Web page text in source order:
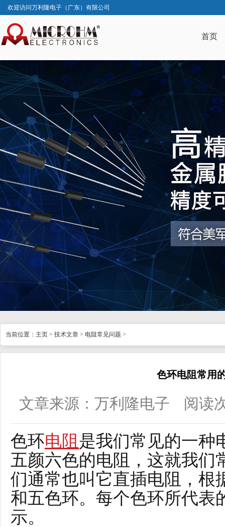
欢迎访问万利隆电子（广东）有限公司
首页
当前位置： 主页 > 技术文章 > 电阻常见问题 >
色环电阻常用
文章来源：万利隆电子 阅读
色环电阻 是我们常见的一种
五颜六色的电阻，这就我们
们通常也叫它直插电阻，根
和五色环。每个色环所代表
示。